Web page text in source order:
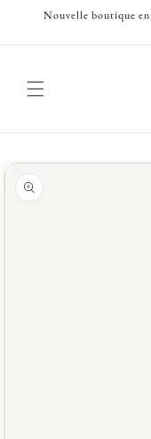
passer
Nouvelle boutique
Passer aux
informations
produits